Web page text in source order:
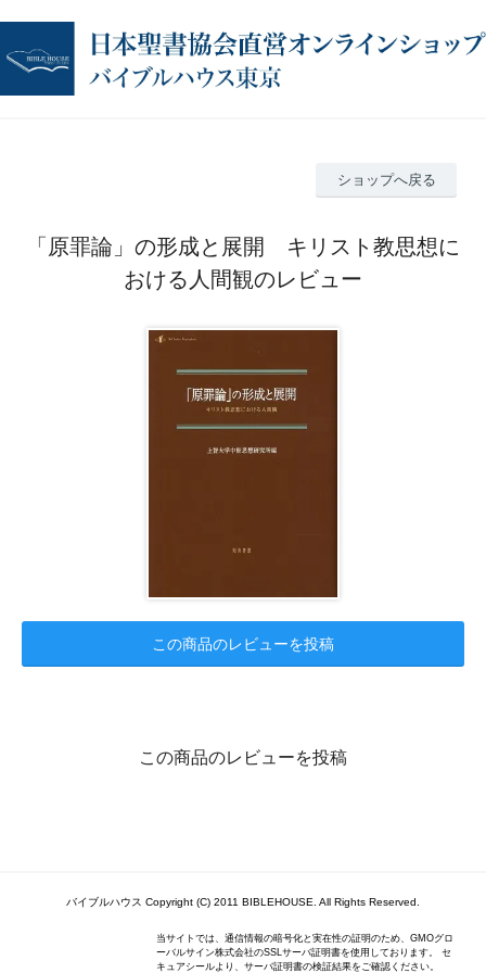
ショップへ戻る
「原罪論」の形成と展開 キリスト教思想に
おける人間観のレビュー
この商品のレビューを投稿
この商品のレビューを投稿
バイブルハウス Copyright (C) 2011 BIBLEHOUSE. All Rights Reserved.
当サイトでは、通信情報の暗号化と実在性の証明のため、GMOグロ
ーバルサイン株式会社のSSLサーバ証明書を使用しております。 セ
キュアシールより、サーバ証明書の検証結果をご確認ください。